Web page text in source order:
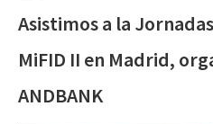
Asistimos a la
MiFID II en Madrid,
ANDBANK